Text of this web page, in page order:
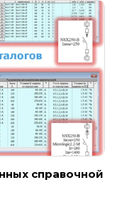
справочной